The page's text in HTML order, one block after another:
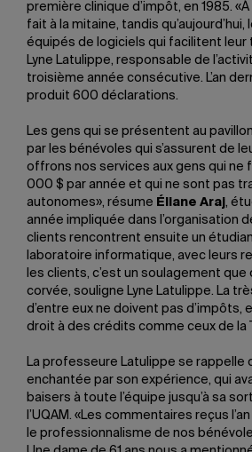
première clinique d’impôt, en 1985.
fait à la mitaine, tandis
équipés de logiciels qui facilitent leur
Lyne Latulippe, responsable de
troisième année consécutive. L’an
produit 600 déclarations.
Les gens qui se présentent au
par les bénévoles qui s’assurent de
offrons nos services aux gens qui ne
000 $ par année et qui ne sont pas
autonomes», résume Éliane Araj ,
année impliquée dans l’organisation
clients rencontrent ensuite un
laboratoire informatique, avec leurs
les clients, c’est un soulagement que
corvée, souligne Lyne Latulippe. La
d’entre eux ne doivent pas d’impôts,
droit à des crédits comme ceux de la
La professeure Latulippe se rappelle
enchantée par son expérience, qui
baisers à toute l’équipe jusqu’à sa
l’UQAM. «Les commentaires reçus
le professionnalisme de nos